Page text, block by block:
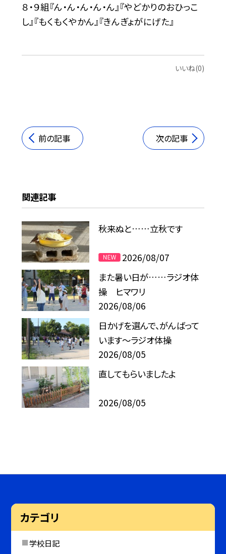
８・９組『ん・ん・ん・ん・ん』『やどかりのおひっこ
し』『もくもくやかん』『きんぎょがにげた』
いいね(0)
前の記事 次の記事
関連記事
秋来ぬと……立秋です
2026/08/07
また暑い日が……ラジオ体
操 ヒマワリ
2026/08/06
日かげを選んで、がんばって
います～ラジオ体操
2026/08/05
直してもらいましたよ
2026/08/05
カテゴリ
学校日記